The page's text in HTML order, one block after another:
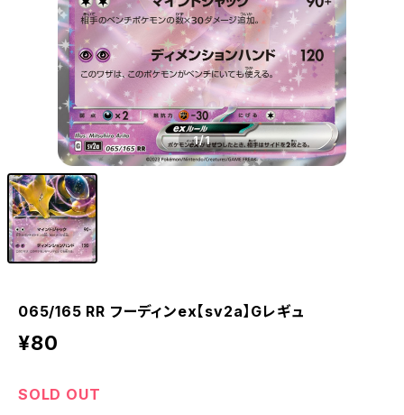
1/1
065/165 RR フーディンex【sv2a】Gレギュ
¥80
SOLD OUT